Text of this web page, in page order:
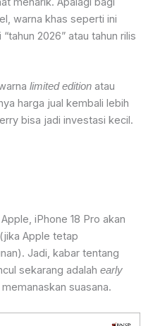
warna khas seperti ini
2026” atau tahun rilis
limited editionatau
harga jual kembali lebih
bisa jadi investasi kecil.
iPhone 18 Pro akan
Apple tetap
Jadi, kabar tentang
sekarang adalah early
suasana.